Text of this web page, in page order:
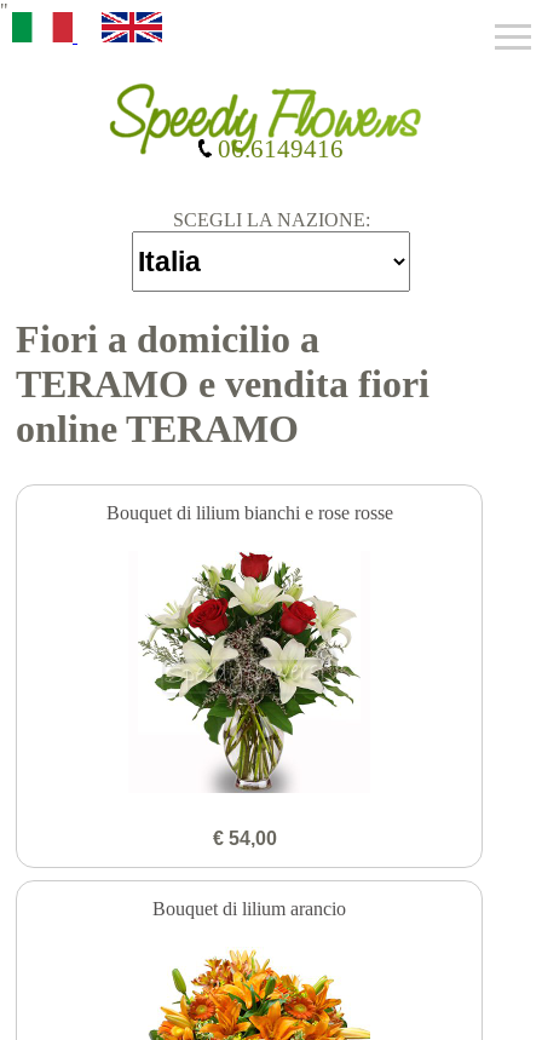
"
SCEGLI LA NAZIONE:
06.6149416
Fiori a domicilio a
TERAMO e vendita fiori
online TERAMO
Bouquet di lilium bianchi e rose rosse
€ 54,00
Bouquet di lilium arancio